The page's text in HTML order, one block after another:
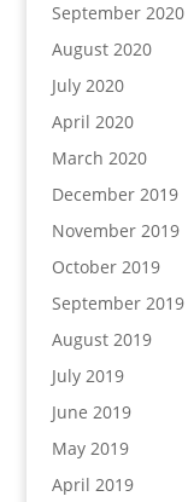
September 2020
August 2020
July 2020
April 2020
March 2020
December 2019
November 2019
October 2019
September 2019
August 2019
July 2019
June 2019
May 2019
April 2019